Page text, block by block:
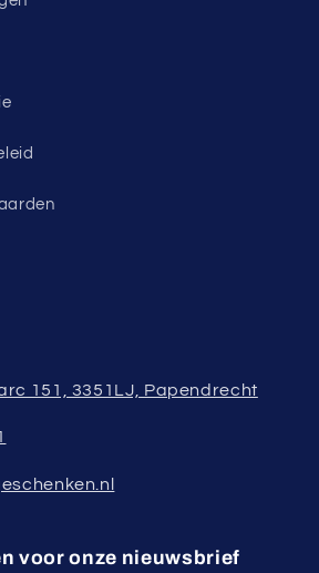
151, 3351LJ, Papendrecht
voor onze nieuwsbrief